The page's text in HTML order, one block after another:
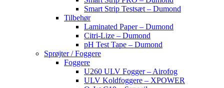
Smart Strip Testsæt – Dumond
Tilbehør
Laminated Paper – Dumond
Citri-Lize – Dumond
pH Test Tape – Dumond
Sprøjter / Foggere
Foggere
U260 ULV Fogger – Airofog
ULV Koldfoggere – XPOWER